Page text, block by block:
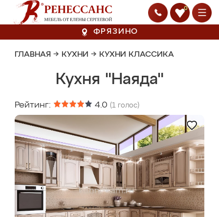
0
ФРЯЗИНО
ГЛАВНАЯ → КУХНИ → КУХНИ КЛАССИКА
Кухня "Наяда"
Рейтинг: 4.0 (1 голос)